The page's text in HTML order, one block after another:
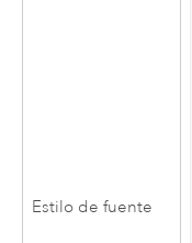
Estilo de fuente